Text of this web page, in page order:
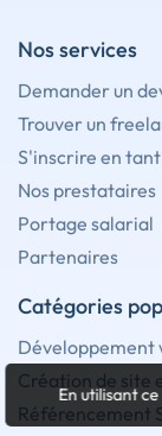
Nos services
Demander un
Trouver un
S'inscrire en
Nos prestataires
Portage salarial
Partenaires
Catégories
Développement
Création de site
Référencement
En utilisant